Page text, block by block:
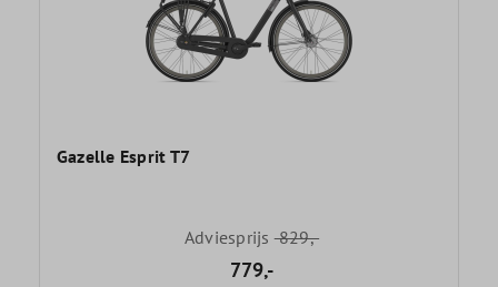
Gazelle Esprit T7
Adviesprijs829,-
779,-